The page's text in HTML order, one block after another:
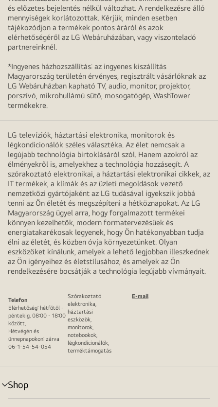
és előzetes bejelentés nélkül változhat. A rendelkezésre álló
mennyiségek korlátozottak. Kérjük, minden esetben
tájékozódjon a termékek pontos áráról és azok
elérhetőségéről az LG Webáruházában, vagy viszonteladó
partnereinknél.
*Ingyenes házhozszállítás: az ingyenes kiszállítás
Magyarország területén érvényes, regisztrált vásárlóknak az
LG Webáruházban kapható TV, audio, monitor, projektor,
porszívó, mikrohullámú sütő, mosogatógép, WashTower
termékekre.
LG televíziók, háztartási elektronika, monitorok és
légkondicionálók széles választéka. Az élet nemcsak a
legújabb technológia birtoklásáról szól. Hanem azokról az
élményekről is, amelyekhez a technológia hozzásegít. A
szórakoztató elektronikai, a háztartási elektronikai cikkek, az
IT termékek, a klímák és az üzleti megoldások vezető
nemzetközi gyártójaként az LG tudásával igyekszik jobbá
tenni az Ön életét és megszépíteni a hétköznapokat. Az LG
Magyarország ügyel arra, hogy forgalmazott termékei
könnyen kezelhetők, modern formatervezésűek és
energiatakarékosak legyenek, hogy Ön hatékonyabban tudja
élni az életét, és közben óvja környezetünket. Olyan
eszközöket kínálunk, amelyek a lehető legjobban illeszkednek
az Ön igényeihez és életstílusához, és amelyek az Ön
rendelkezésére bocsátják a technológia legújabb vívmányait.
Telefon
Elérhetőség: hétfőtől -
péntekig, 08:00 - 18:00
között,
Hétvégén és
ünnepnapokon: zárva
06-1-54-54-054
Szórakoztató
elektronika,
háztartási
eszközök,
monitorok,
notebookok,
légkondicionálók,
terméktámogatás
E-mail
Shop
menu
toggle